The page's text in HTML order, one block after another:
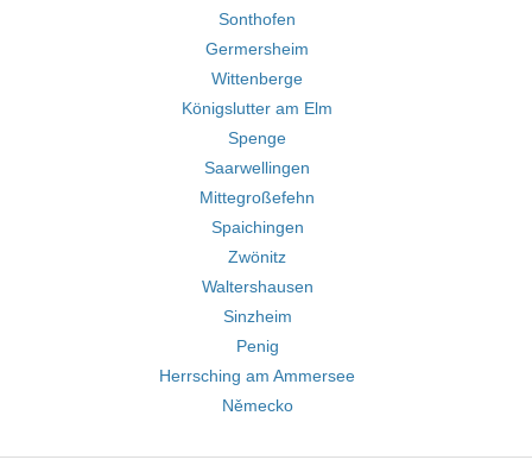
Sonthofen
Germersheim
Wittenberge
Königslutter am Elm
Spenge
Saarwellingen
Mittegroßefehn
Spaichingen
Zwönitz
Waltershausen
Sinzheim
Penig
Herrsching am Ammersee
Německo